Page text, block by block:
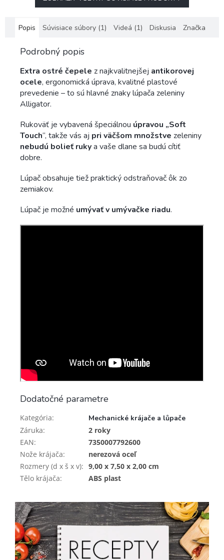
Popis Súvisiace súbory (1) Videá (1) Diskusia Značka
Podrobný popis
Extra ostré čepele z najkvalitnejšej antikorovej
ocele, ergonomická úprava, kvalitné plastové
prevedenie – to sú hlavné znaky lúpača zeleniny
Alligator.
Rukoväť je vybavená špeciálnou úpravou „Soft
Touch“, takže vás aj pri väčšom množstve zeleniny
nebudú bolieť rukya vaše dlane sa budú cítiť
dobre.
Lúpač obsahuje tiež praktický odstraňovač ôk zo
zemiakov.
Lúpač je možné umývať v umývačke riadu.
Dodatočné parametre
Kategória:
Mechanické krájače a lůpače
Záruka:
2 roky
EAN:
7350007792600
Nože krájača:
nerezová oceľ
Rozmery (d x š x v): 9,00 x 7,50 x 2,00 cm
Tělo krájača: ABS plast